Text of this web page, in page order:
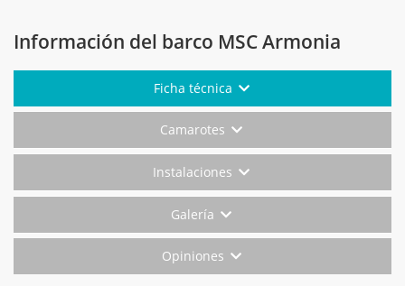
Información del barco MSC Armonia
Ficha técnica
Camarotes
Instalaciones
Galería
Opiniones